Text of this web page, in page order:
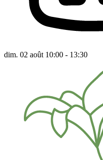
dim. 02 août 10:00 - 13:30